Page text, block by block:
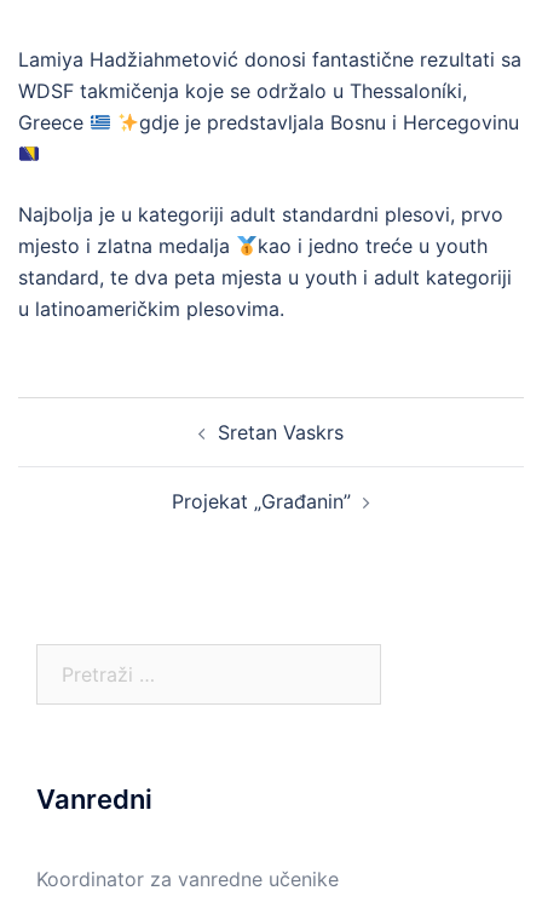
Lamiya Hadžiahmetović donosi fantastične rezultati sa
WDSF takmičenja koje se održalo u Thessaloníki,
Greece
gdje je predstavljala Bosnu i Hercegovinu
Najbolja je u kategoriji adult standardni plesovi, prvo
mjesto i zlatna medalja
kao i jedno treće u youth
standard, te dva peta mjesta u youth i adult kategoriji
u latinoameričkim plesovima.
Sretan Vaskrs
Projekat „Građanin”
Vanredni
Koordinator za vanredne učenike